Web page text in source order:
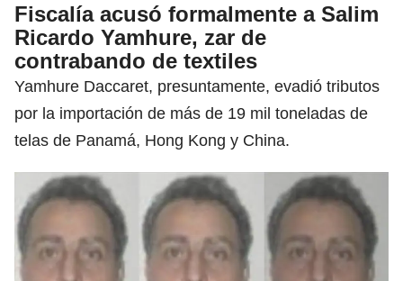
Fiscalía acusó formalmente a Salim
Ricardo Yamhure, zar de
contrabando de textiles
Yamhure Daccaret, presuntamente, evadió tributos
por la importación de más de 19 mil toneladas de
telas de Panamá, Hong Kong y China.